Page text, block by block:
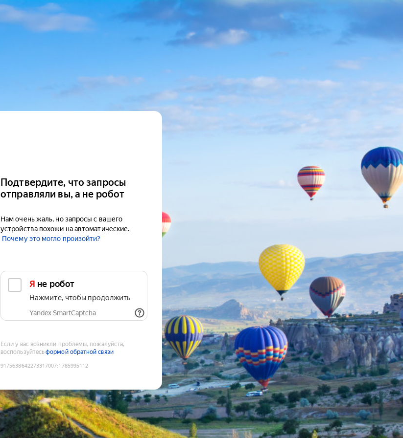
Подтвердите, что запросы
отправляли вы, а не робот
Нам очень жаль, но запросы с вашего
устройства похожи на автоматические.
Почему это могло произойти?
Я не робот
Нажмите, чтобы продолжить
Yandex SmartCaptcha
Если у вас возникли проблемы, пожалуйста,
воспользуйтесьформой обратной связи
9175638642273317007:1785995112